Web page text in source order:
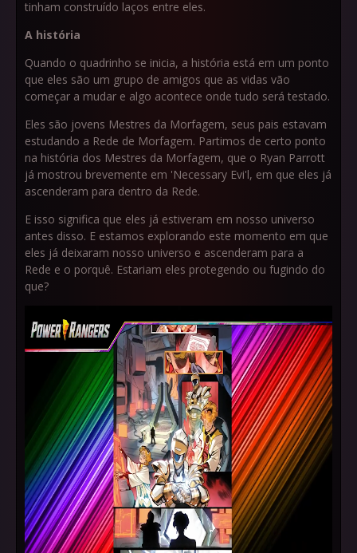
tinham construído laços entre eles.
A história
Quando o quadrinho se inicia, a história está em um ponto
que eles são um grupo de amigos que as vidas vão
começar a mudar e algo acontece onde tudo será testado.
Eles são jovens Mestres da Morfagem, seus pais estavam
estudando a Rede de Morfagem. Partimos de certo ponto
na história dos Mestres da Morfagem, que o Ryan Parrott
já mostrou brevemente em 'Necessary Evi'l, em que eles já
ascenderam para dentro da Rede.
E isso significa que eles já estiveram em nosso universo
antes disso. E estamos explorando este momento em que
eles já deixaram nosso universo e ascenderam para a
Rede e o porquê. Estariam eles protegendo ou fugindo do
que?